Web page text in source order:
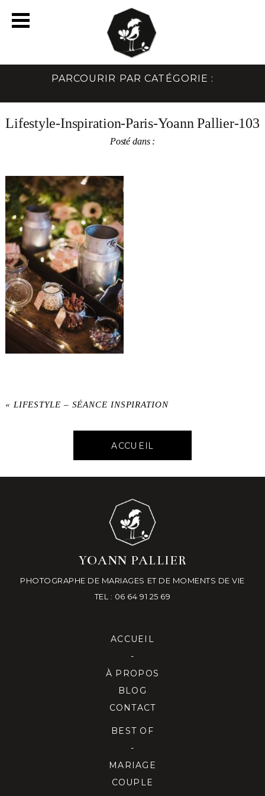
PARCOURIR PAR CATÉGORIE :
Lifestyle-Inspiration-Paris-Yoann Pallier-103
Posté dans :
« LIFESTYLE – SÉANCE INSPIRATION
ACCUEIL
YOANN PALLIER
PHOTOGRAPHE DE MARIAGES ET DE MOMENTS DE VIE
TEL : 06 64 91 25 69
ACCUEIL
-
À PROPOS
BLOG
CONTACT
BEST OF
-
MARIAGE
COUPLE